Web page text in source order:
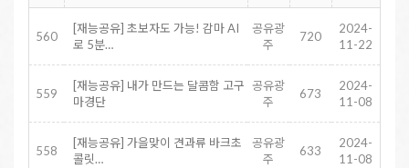
560
[재능공유] 초보자도 가능! 감마 AI
로 5분…
공유광
주
720
2024-
11-22
559
[재능공유] 내가 만드는 달콤함 고구
마경단
공유광
주
673
2024-
11-08
558
[재능공유] 가을맞이 견과류 바크초
콜릿…
공유광
주
633
2024-
11-08